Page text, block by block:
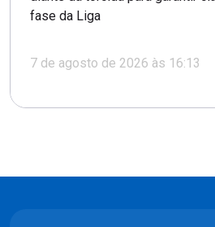
fase da Liga
7 de agosto de 2026 às 16:13